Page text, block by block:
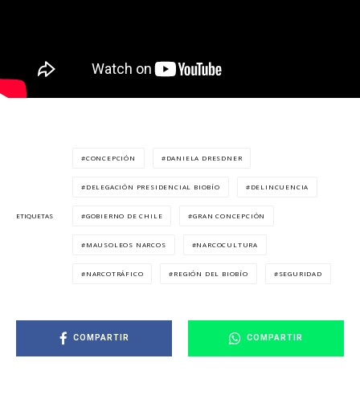
ETIQUETAS
CONCEPCIÓN DANIELA DRESDNER
DELEGACIÓN PRESIDENCIAL BIOBÍO DELINCUENCIA
GOBIERNO DE CHILE GRAN CONCEPCIÓN
MAUSOLEOS NARCOS NARCOCULTURA
NARCOTRÁFICO REGIÓN DEL BIOBÍO SEGURIDAD
COMPARTIR COMPARTIR